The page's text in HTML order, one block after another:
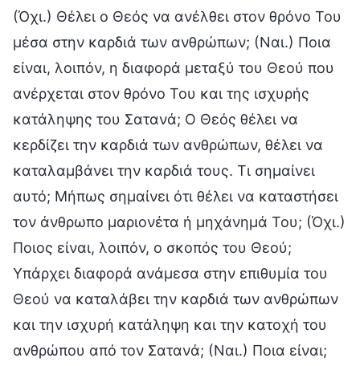
(Όχι.) Θέλει ο Θεός να ανέλθει στον θρόνο Του
μέσα στην καρδιά των ανθρώπων; (Ναι.) Ποια
είναι, λοιπόν, η διαφορά μεταξύ του Θεού που
ανέρχεται στον θρόνο Του και της ισχυρής
κατάληψης του Σατανά; Ο Θεός θέλει να
κερδίζει την καρδιά των ανθρώπων, θέλει να
καταλαμβάνει την καρδιά τους. Τι σημαίνει
αυτό; Μήπως σημαίνει ότι θέλει να καταστήσει
τον άνθρωπο μαριονέτα ή μηχάνημά Του; (Όχι.)
Ποιος είναι, λοιπόν, ο σκοπός του Θεού;
Υπάρχει διαφορά ανάμεσα στην επιθυμία του
Θεού να καταλάβει την καρδιά των ανθρώπων
και την ισχυρή κατάληψη και την κατοχή του
ανθρώπου από τον Σατανά; (Ναι.) Ποια είναι;